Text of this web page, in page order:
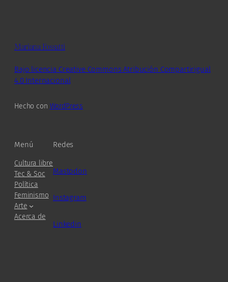
Mariana Fossatti
Bajo licencia Creative Commons Atribución Compartirigual
4.0 Internacional
Hecho con WordPress
Menú
Cultura libre
Tec & Soc
Política
Feminismo
Arte
Acerca de
Redes
Mastodon
Instagram
Linkedin